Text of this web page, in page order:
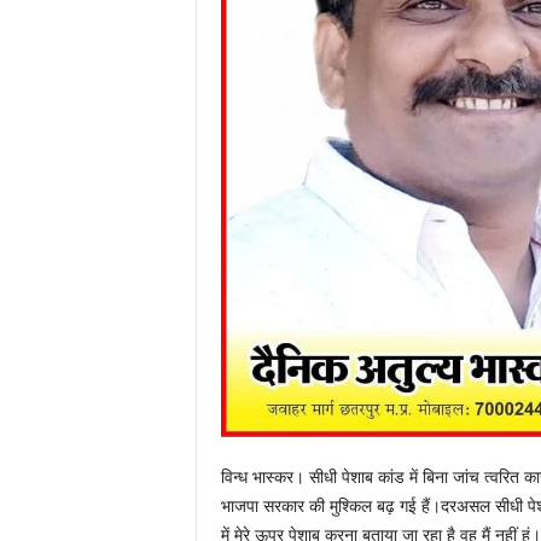
विन्ध भास्कर। सीधी पेशाब कांड में बिना जांच त्वरित
भाजपा सरकार की मुश्किल बढ़ गई हैं।दरअसल सीधी
में मेरे ऊपर पेशाब करना बताया जा रहा है वह मैं नहीं